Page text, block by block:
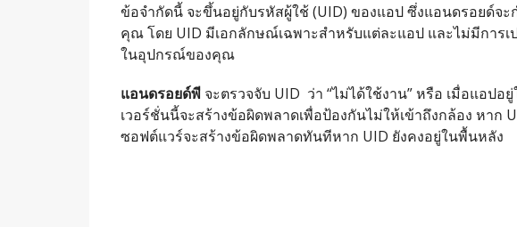
ข้อจำกัดนี้ จะขึ้นอยู่กับรหัสผู้ใช้ (UID) ของแอป ซึ่งแอนดรอยด์
คุณ โดย UID มีเอกลักษณ์เฉพาะสำหรับแต่ละแอป และไม่มีการ
ในอุปกรณ์ของคุณ
แอนดรอยด์พี จะตรวจจับ UID ว่า “ไม่ได้ใช้งาน” หรือ เมื่อแอป
เวอร์ชั่นนี้จะสร้างข้อผิดพลาดเพื่อป้องกันไม่ให้เข้าถึงกล้อง หาก
ซอฟต์แวร์จะสร้างข้อผิดพลาดทันทีหาก ​​UID ยังคงอยู่ในพื้นหลัง